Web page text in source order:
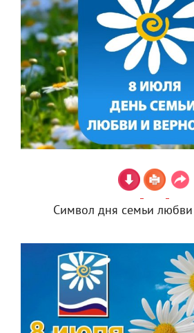
Символ дня семьи любви